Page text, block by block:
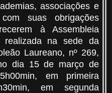
associações e
suas obrigações
à Assembleia
realizada na sede da
Laureano, nº 269,
dia 15 de março de
em primeira
em segunda